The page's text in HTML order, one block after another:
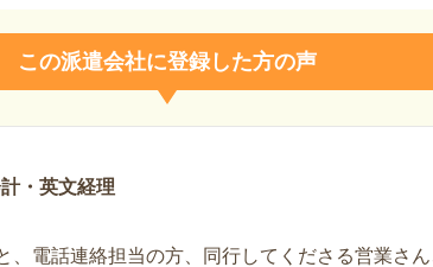
この派遣会社に登録した方の声
・英文経理
、電話連絡担当の方、同行してくださる営業さ